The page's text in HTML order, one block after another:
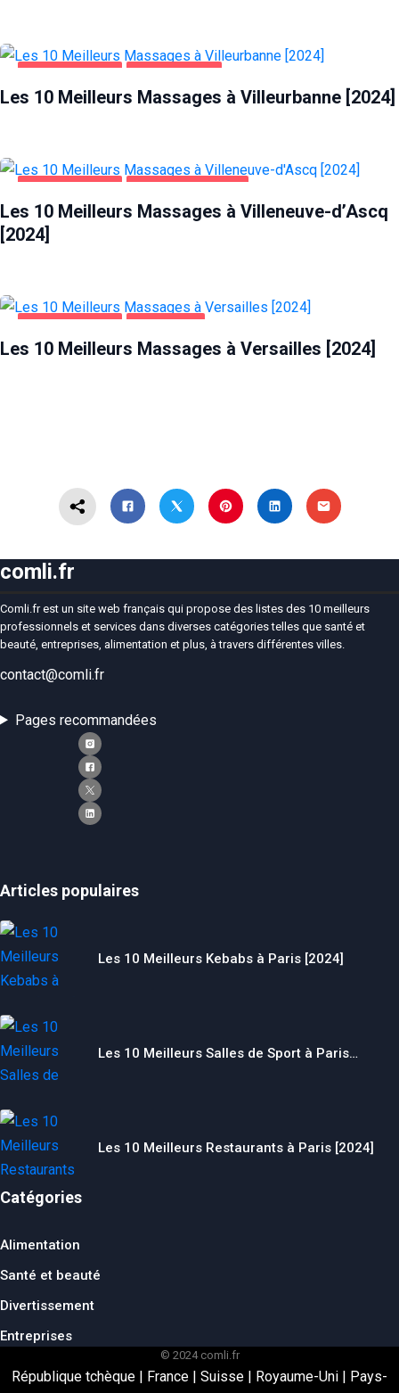
DIVERTISSEMENT VILLEURBANNE
Les 10 Meilleurs Massages à Villeurbanne [2024]
DIVERTISSEMENT VILLENEUVE-D'ASCQ
Les 10 Meilleurs Massages à Villeneuve-d’Ascq
[2024]
DIVERTISSEMENT VERSAILLES
Les 10 Meilleurs Massages à Versailles [2024]
comli.fr
Comli.fr est un site web français qui propose des listes des 10 meilleurs
professionnels et services dans diverses catégories telles que santé et
beauté, entreprises, alimentation et plus, à travers différentes villes.
contact@comli.fr
Pages recommandées
Articles populaires
Les 10 Meilleurs Kebabs à Paris [2024]
Les 10 Meilleurs Salles de Sport à Paris…
Les 10 Meilleurs Restaurants à Paris [2024]
Catégories
Alimentation
Santé et beauté
Divertissement
Entreprises
© 2024 comli.fr
République tchèque | France | Suisse | Royaume-Uni | Pays-